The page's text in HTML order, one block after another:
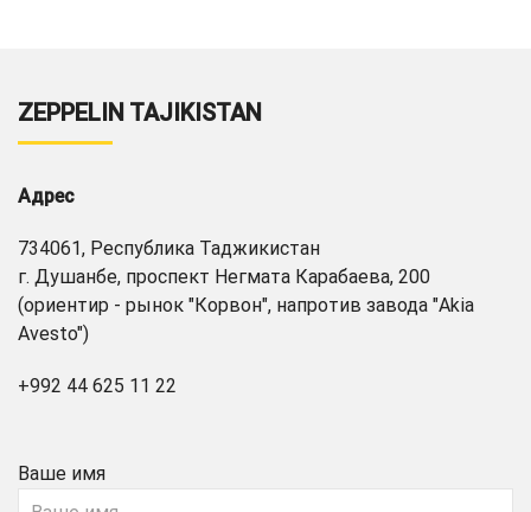
ZEPPELIN TAJIKISTAN
Адрес
734061, Республика Таджикистан
г. Душанбе, проспект Негмата Карабаева, 200
(ориентир - рынок "Корвон", напротив завода "Akia
Avesto")
+992 44 625 11 22
Ваше имя